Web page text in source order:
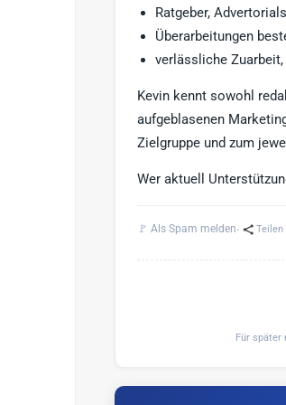
Ratgeber,
Überarbeitungen
verlässliche
Kevin kennt sowohl
aufgeblasenen
Zielgruppe und zum
Wer aktuell
🚩 Als Spam melden· Teilen
Für später